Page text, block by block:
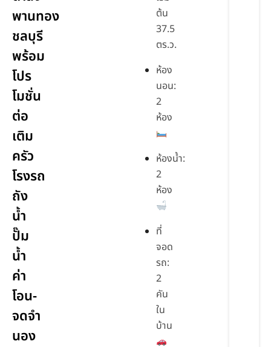
พานทอง
ชลบุรี
พร้อม
โปร
โมชั่น
ต่อ
เติม
ครัว
โรงรถ
ถัง
น้ำ
ปั๊ม
น้ำ
ค่า
โอน-
จดจำ
นอง
ต้น
37.5
ตร.ว.
ห้อง
นอน:
2
ห้อง
ห้องน้ำ:
2
ห้อง
ที่
จอด
รถ:
2
คัน
ใน
บ้าน